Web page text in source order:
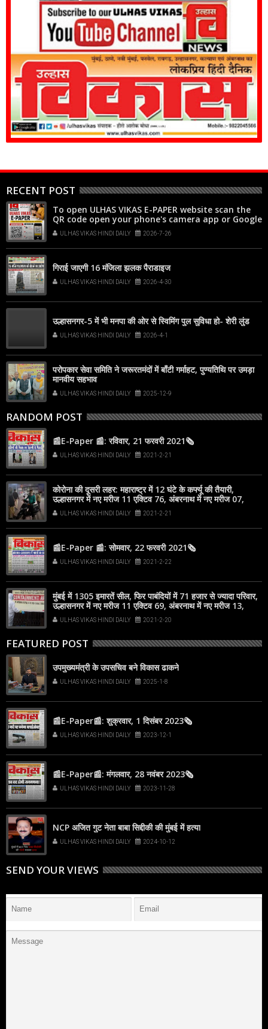
RECENT POST
To open ULHAS VIKAS E-PAPER website scan the
QR code open your phone's camera app or Google
Lens, point it at the code, and tap the web link
popup that appears on your screen
ULHAS VIKAS HINDI DAILY 2026-7-26
गिराई जाएगी 16 मंजिला झलक पैराडाइज
ULHAS VIKAS HINDI DAILY 2026-4-30
उल्हासनगर-5 में भी मनपा की ओर से स्विमिंग पुल सुविधा हो- शेरी लुंड
ULHAS VIKAS HINDI DAILY 2026-4-1
परोपकार सेवा समिति ने जरूरतमंदों में बाँटी गर्माहट, पुण्यतिथि पर उमड़ा
मानवीय सहभाव
ULHAS VIKAS HINDI DAILY 2025-12-9
RANDOM POST
📰E-Paper 📰: रविवार, 21 फरवरी 2021🗞
ULHAS VIKAS HINDI DAILY 2021-2-21
कोरोना की दूसरी लहर: महाराष्ट्र में 12 घंटे के कर्फ्यू की तैयारी,
उल्हासनगर में नए मरीज 11 एक्टिव 76, अंबरनाथ में नए मरीज 07,
एक्टिव 73
ULHAS VIKAS HINDI DAILY 2021-2-21
📰E-Paper 📰: सोमवार, 22 फरवरी 2021🗞
ULHAS VIKAS HINDI DAILY 2021-2-22
मुंबई में 1305 इमारतें सील, फिर पाबंदियों में 71 हजार से ज्यादा परिवार,
उल्हासनगर में नए मरीज 11 एक्टिव 69, अंबरनाथ में नए मरीज 13,
एक्टिव 66
ULHAS VIKAS HINDI DAILY 2021-2-20
FEATURED POST
उपमुख्यमंत्री के उपसचिव बने विकास ढाकने
ULHAS VIKAS HINDI DAILY 2025-1-8
📰E-Paper📰: शुक्रवार, 1 दिसंबर 2023🗞
ULHAS VIKAS HINDI DAILY 2023-12-1
📰E-Paper📰: मंगलवार, 28 नवंबर 2023🗞
ULHAS VIKAS HINDI DAILY 2023-11-28
NCP अजित गुट नेता बाबा सिद्दीकी की मुंबई में हत्या
ULHAS VIKAS HINDI DAILY 2024-10-12
SEND YOUR VIEWS